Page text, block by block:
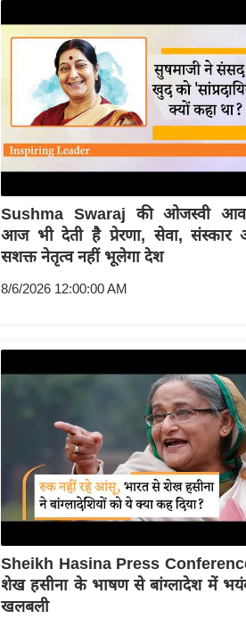
Sushma Swaraj की ओजस्वी
आज भी देती है प्रेरणा, सेवा, संस्कार
सशक्त नेतृत्व नहीं भूलेगा देश
8/6/2026 12:00:00 AM
Sheikh Hasina Press
शेख हसीना के भाषण से बांग्लादेश में
खलबली